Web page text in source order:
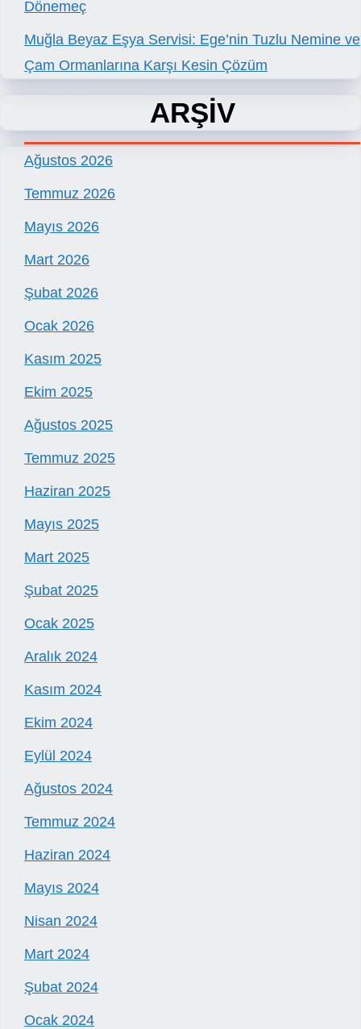
Dönemeç
Muğla Beyaz Eşya Servisi: Ege’nin Tuzlu Nemine ve
Çam Ormanlarına Karşı Kesin Çözüm
ARŞİV
Ağustos 2026
Temmuz 2026
Mayıs 2026
Mart 2026
Şubat 2026
Ocak 2026
Kasım 2025
Ekim 2025
Ağustos 2025
Temmuz 2025
Haziran 2025
Mayıs 2025
Mart 2025
Şubat 2025
Ocak 2025
Aralık 2024
Kasım 2024
Ekim 2024
Eylül 2024
Ağustos 2024
Temmuz 2024
Haziran 2024
Mayıs 2024
Nisan 2024
Mart 2024
Şubat 2024
Ocak 2024